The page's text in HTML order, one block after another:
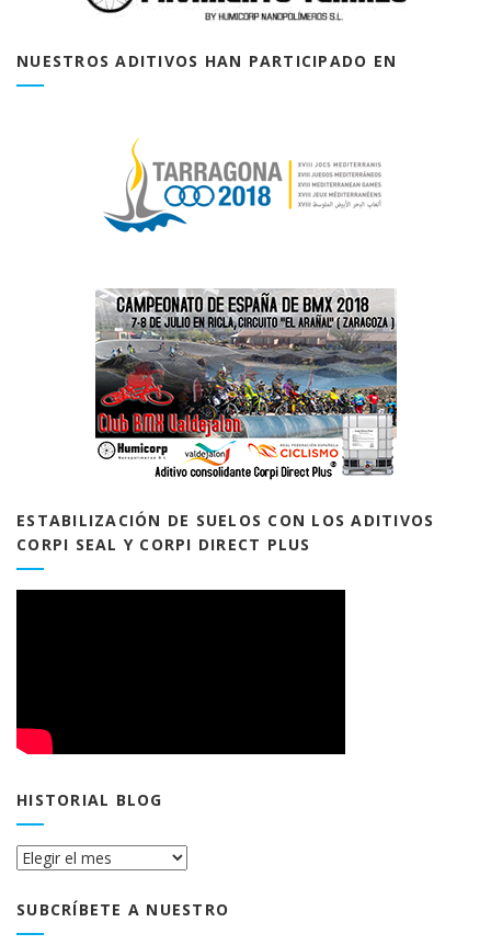
NUESTROS ADITIVOS HAN PARTICIPADO EN
ESTABILIZACIÓN DE SUELOS CON LOS ADITIVOS
CORPI SEAL Y CORPI DIRECT PLUS
HISTORIAL BLOG
Historial
SUBCRÍBETE A NUESTRO